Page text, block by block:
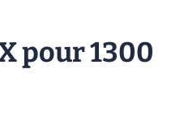
pour 1300